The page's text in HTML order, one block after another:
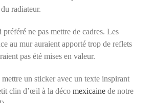
du radiateur.
ne pas mettre de cadres. Les
au mur auraient apporté trop de reflets
pas été mises en valeur.
mettre un sticker avec un texte inspirant
clin d’œil à la déco mexicaine de notre